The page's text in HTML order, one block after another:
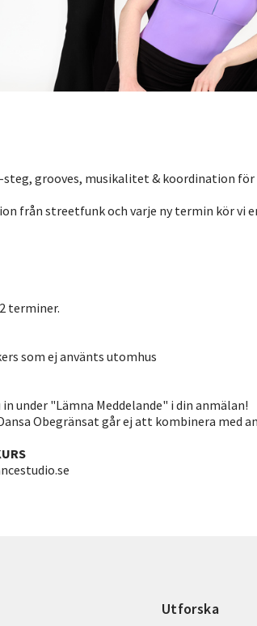
steg, grooves, musikalitet & koordination
från streetfunk och varje ny termin kör vi
terminer.
som ej använts utomhus
under "Lämna Meddelande" i din anmälan!
Obegränsat går ej att kombinera med
Utforska